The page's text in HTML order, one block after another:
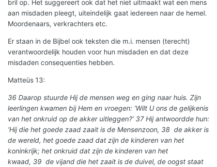
krijgen en niet stoppen voor de klus geklaard is.
(God verlaat niet het zinkende schip, maar zal als goeie
kapitein pas het schip verlaten als alle passagiers in
veiligheid zijn).
bril op. Het suggereert ook dat het niet uitmaakt wat een mens
aan misdaden pleegt, uiteindelijk gaat iedereen naar de hemel.
Moordenaars, verkrachters etc.
Er staan in de Bijbel ook teksten die m.i. mensen (terecht)
verantwoordelijk houden voor hun misdaden en dat deze
misdaden consequenties hebben.
Matteüs 13:
36 Daarop stuurde Hij de mensen weg en ging naar huis. Zijn
leerlingen kwamen bij Hem en vroegen: ‘Wilt U ons de gelijkenis
van het onkruid op de akker uitleggen?’ 37 Hij antwoordde hun:
‘Hij die het goede zaad zaait is de Mensenzoon, 38 de akker is
de wereld, het goede zaad dat zijn de kinderen van het
koninkrijk; het onkruid dat zijn de kinderen van het
kwaad, 39 de vijand die het zaait is de duivel, de oogst staat